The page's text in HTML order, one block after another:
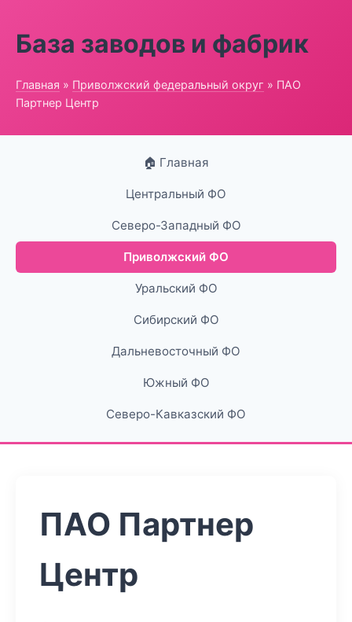
База заводов и фабрик
Главная » Приволжский федеральный округ » ПАО
Партнер Центр
🏠 Главная
Центральный ФО
Северо-Западный ФО
Приволжский ФО
Уральский ФО
Сибирский ФО
Дальневосточный ФО
Южный ФО
Северо-Кавказский ФО
ПАО Партнер
Центр